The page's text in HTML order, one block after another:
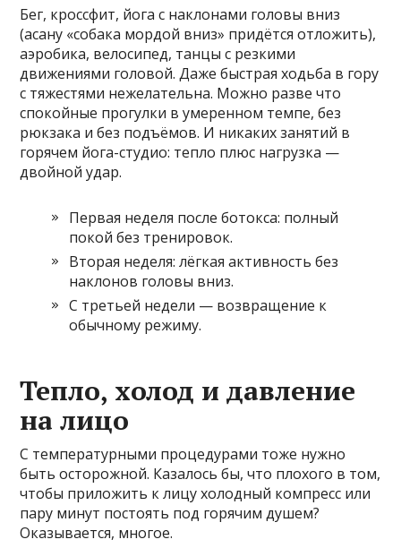
Бег, кроссфит, йога с наклонами головы вниз
(асану «собака мордой вниз» придётся отложить),
аэробика, велосипед, танцы с резкими
движениями головой. Даже быстрая ходьба в гору
с тяжестями нежелательна. Можно разве что
спокойные прогулки в умеренном темпе, без
рюкзака и без подъёмов. И никаких занятий в
горячем йога-студио: тепло плюс нагрузка —
двойной удар.
Первая неделя после ботокса: полный
покой без тренировок.
Вторая неделя: лёгкая активность без
наклонов головы вниз.
С третьей недели — возвращение к
обычному режиму.
Тепло, холод и давление
на лицо
С температурными процедурами тоже нужно
быть осторожной. Казалось бы, что плохого в том,
чтобы приложить к лицу холодный компресс или
пару минут постоять под горячим душем?
Оказывается, многое.